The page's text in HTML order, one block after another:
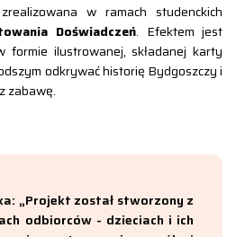
w ramach studenckich
Doświadczeń. Efektem jest
formie ilustrowanej, składanej karty
odkrywać historię Bydgoszczy i
zabawę.
„Projekt został stworzony z
odbiorców - dzieciach i ich